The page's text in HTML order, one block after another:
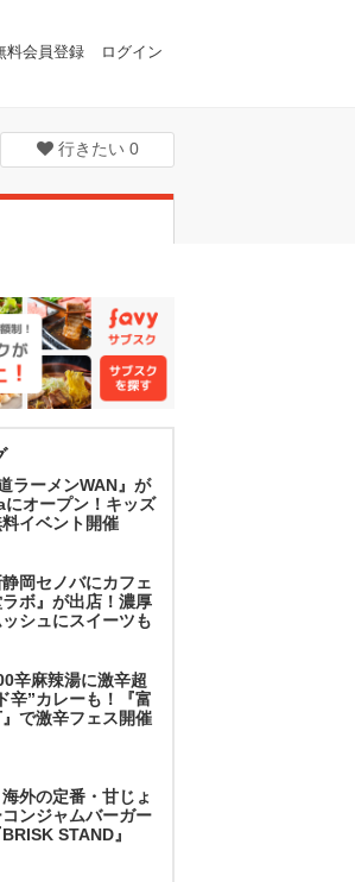
料会員登録 ログイン
行きたい 0
ラーメンWAN』が
にオープン！キッズ
イベント開催
岡セノバにカフェ
ラボ』が出店！濃厚
シュにスイーツも
辛麻辣湯に激辛超
辛”カレーも！『富
で激辛フェス開催
外の定番・甘じょ
ンジャムバーガー
STAND』